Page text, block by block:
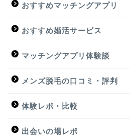
おすすめマッチングアプリ
おすすめ婚活サービス
マッチングアプリ体験談
メンズ脱毛の口コミ・評判
体験レポ・比較
出会いの場レポ